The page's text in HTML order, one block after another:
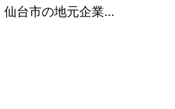
仙台市の地元企業…